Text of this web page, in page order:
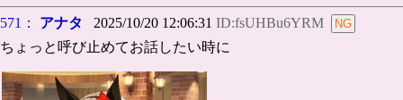
571： アナタ 2025/10/20 12:06:31 ID:fsUHBu6YRM
ちょっと呼び止めてお話したい時に